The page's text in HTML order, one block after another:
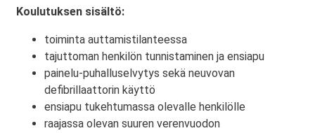
Koulutuksen sisältö:
toiminta auttamistilanteessa
tajuttoman henkilön tunnistaminen ja ensiapu
painelu-puhalluselvytys sekä neuvovan
defibrillaattorin käyttö
ensiapu tukehtumassa olevalle henkilölle
raajassa olevan suuren verenvuodon